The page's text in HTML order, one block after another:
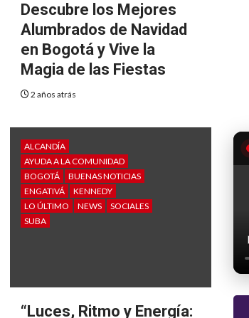
Descubre los Mejores
Alumbrados de Navidad
en Bogotá y Vive la
Magia de las Fiestas
2 años atrás
ALCANDÍA
AYUDA A LA COMUNIDAD
BOGOTÁ
BUENAS NOTICIAS
ENGATIVÁ
KENNEDY
LO ÚLTIMO
NEWS
SOCIALES
SUBA
“Luces, Ritmo y Energía: